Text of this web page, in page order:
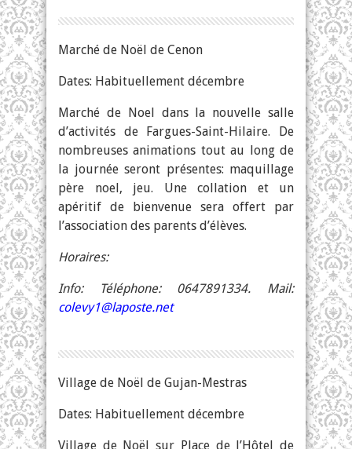
Marché de Noël de Cenon
Dates: Habituellement décembre
Marché de Noel dans la nouvelle salle
d’activités de Fargues-Saint-Hilaire. De
nombreuses animations tout au long de
la journée seront présentes: maquillage
père noel, jeu. Une collation et un
apéritif de bienvenue sera offert par
l’association des parents d’élèves.
Horaires:
Info: Téléphone: 0647891334. Mail:
colevy1@laposte.net
Village de Noël de Gujan-Mestras
Dates: Habituellement décembre
Village de Noël sur Place de l’Hôtel de